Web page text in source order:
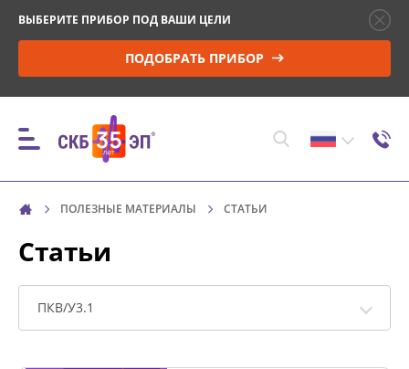
ВЫБЕРИТЕ ПРИБОР ПОД ВАШИ ЦЕЛИ
ПОДОБРАТЬ ПРИБОР
ПРИБОРЫ
КОНТРОЛЬ ПАРАМЕТРОВ И МОНИТОРИНГ
ВЫСОКОВОЛЬТНЫХ ВЫКЛЮЧАТЕЛЕЙ (ВВ)
ПОЛЕЗНЫЕ МАТЕРИАЛЫ СТАТЬИ
Статьи
ПКВ/У3.1